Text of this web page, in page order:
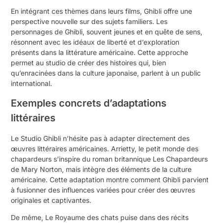
En intégrant ces thèmes dans leurs films, Ghibli offre une
perspective nouvelle sur des sujets familiers. Les
personnages de Ghibli, souvent jeunes et en quête de sens,
résonnent avec les idéaux de liberté et d’exploration
présents dans la littérature américaine. Cette approche
permet au studio de créer des histoires qui, bien
qu’enracinées dans la culture japonaise, parlent à un public
international.
Exemples concrets d’adaptations
littéraires
Le Studio Ghibli n’hésite pas à adapter directement des
œuvres littéraires américaines. Arrietty, le petit monde des
chapardeurs s’inspire du roman britannique Les Chapardeurs
de Mary Norton, mais intègre des éléments de la culture
américaine. Cette adaptation montre comment Ghibli parvient
à fusionner des influences variées pour créer des œuvres
originales et captivantes.
De même, Le Royaume des chats puise dans des récits